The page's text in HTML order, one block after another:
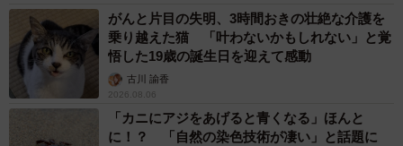
がんと片目の失明、3時間おきの壮絶な介護を
乗り越えた猫 「叶わないかもしれない」と覚
悟した19歳の誕生日を迎えて感動
古川 諭香
2026.08.06
「カニにアジをあげると青くなる」ほんと
に！？ 「自然の染色技術が凄い」と話題に